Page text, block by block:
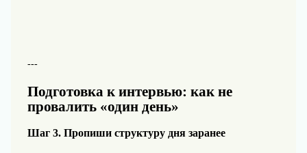
---
Подготовка к интервью: как не
провалить «один день»
Шаг 3. Пропиши структуру дня заранее